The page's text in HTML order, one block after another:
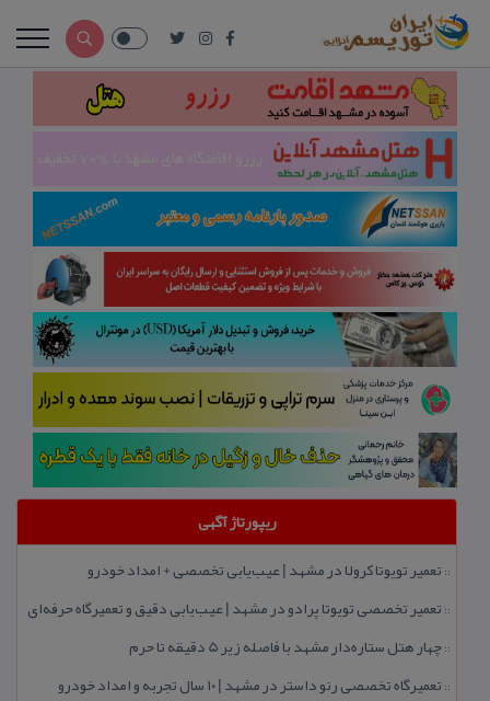
ریپورتاژ آگهی
:: تعمیر تویوتا كرولا در مشهد | عیب‌یابی تخصصی + امداد خودرو
:: تعمیر تخصصی تویوتا پرادو در مشهد | عیب‌یابی دقیق و تعمیرگاه حرفه‌ای
::چهار هتل‌ ستاره‌دار مشهد با فاصله زیر 5 دقیقه تا حرم
:: تعمیرگاه تخصصی رنو داستر در مشهد | ۱۰ سال تجربه و امداد خودرو